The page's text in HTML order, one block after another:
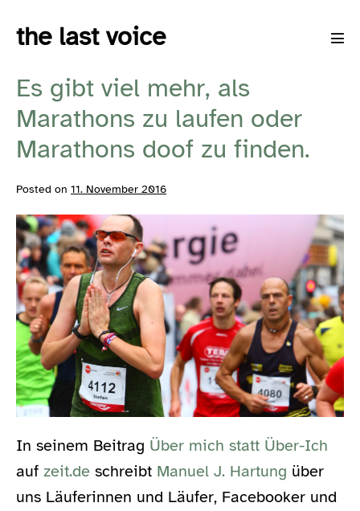
the last voice
Es gibt viel mehr, als
Marathons zu laufen oder
Marathons doof zu finden.
Posted on 11. November 2016
In seinem Beitrag Über mich statt Über-Ich
auf zeit.de schreibt Manuel J. Hartung über
uns Läuferinnen und Läufer, Facebooker und